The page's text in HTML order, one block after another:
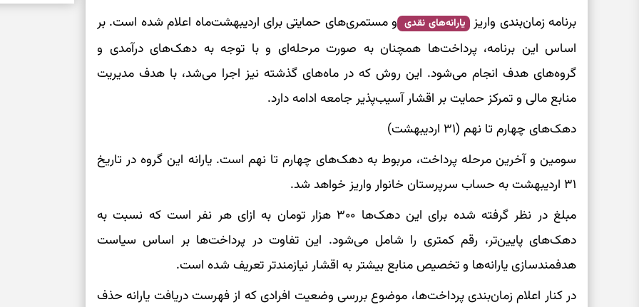
برنامه زمان‌بندی واریز یارانه‌های نقدی و مستمری‌های حمایتی برای اردیبهشت‌ماه اعلام شده است. بر
اساس این برنامه، پرداخت‌ها همچنان به صورت مرحله‌ای و با توجه به دهک‌های درآمدی و
گروه‌های هدف انجام می‌شود. این روش که در ماه‌های گذشته نیز اجرا می‌شد، با هدف مدیریت
منابع مالی و تمرکز حمایت بر اقشار آسیب‌پذیر جامعه ادامه دارد.
دهک‌های چهارم تا نهم (۳۱ اردیبهشت)
سومین و آخرین مرحله پرداخت، مربوط به دهک‌های چهارم تا نهم است. یارانه این گروه در تاریخ
۳۱ اردیبهشت به حساب سرپرستان خانوار واریز خواهد شد.
مبلغ در نظر گرفته شده برای این دهک‌ها ۳۰۰ هزار تومان به ازای هر نفر است که نسبت به
دهک‌های پایین‌تر، رقم کمتری را شامل می‌شود. این تفاوت در پرداخت‌ها بر اساس سیاست
هدفمندسازی یارانه‌ها و تخصیص منابع بیشتر به اقشار نیازمندتر تعریف شده است.
در کنار اعلام زمان‌بندی پرداخت‌ها، موضوع بررسی وضعیت افرادی که از فهرست دریافت یارانه حذف
درباره حضور